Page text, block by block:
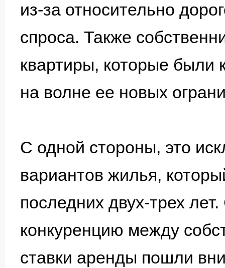
из-за относительно
спроса. Также
квартиры, которые были
на волне ее новых
С одной стороны, это
вариантов жилья,
последних двух-трех
конкуренцию между
ставки аренды пошли